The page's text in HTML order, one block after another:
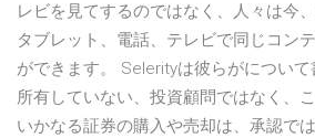
レビを見てするのではなく、人々は今
タブレット、電話、テレビで同じコン
ができます。 Selerityは彼らがについ
所有していない、投資顧問ではなく、
いかなる証券の購入や売却は、承認で